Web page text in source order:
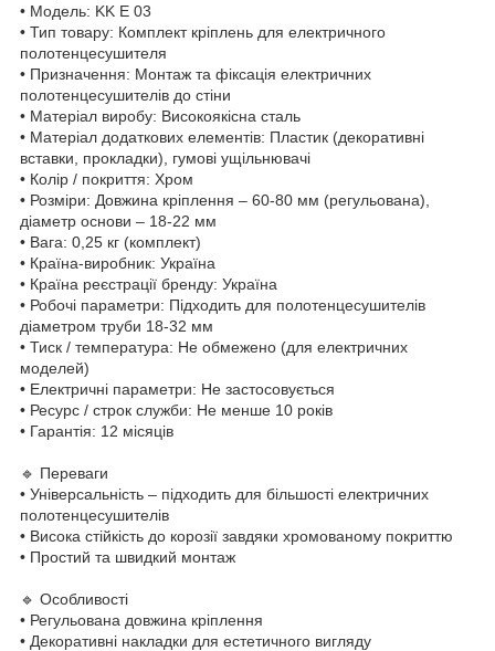
• Модель: KK E 03
• Тип товару: Комплект кріплень для електричного
полотенцесушителя
• Призначення: Монтаж та фіксація електричних
полотенцесушителів до стіни
• Матеріал виробу: Високоякісна сталь
• Матеріал додаткових елементів: Пластик (декоративні
вставки, прокладки), гумові ущільнювачі
• Колір / покриття: Хром
• Розміри: Довжина кріплення – 60-80 мм (регульована),
діаметр основи – 18-22 мм
• Вага: 0,25 кг (комплект)
• Країна-виробник: Україна
• Країна реєстрації бренду: Україна
• Робочі параметри: Підходить для полотенцесушителів
діаметром труби 18-32 мм
• Тиск / температура: Не обмежено (для електричних
моделей)
• Електричні параметри: Не застосовується
• Ресурс / строк служби: Не менше 10 років
• Гарантія: 12 місяців
🔹 Переваги
• Універсальність – підходить для більшості електричних
полотенцесушителів
• Висока стійкість до корозії завдяки хромованому покриттю
• Простий та швидкий монтаж
🔹 Особливості
• Регульована довжина кріплення
• Декоративні накладки для естетичного вигляду